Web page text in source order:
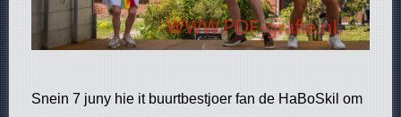
Snein 7 juny hie it buurtbestjoer fan de HaBoSkil om